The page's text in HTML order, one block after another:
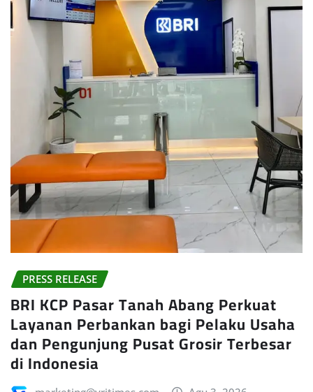
PRESS RELEASE
BRI KCP Pasar Tanah Abang Perkuat
Layanan Perbankan bagi Pelaku Usaha
dan Pengunjung Pusat Grosir Terbesar
di Indonesia